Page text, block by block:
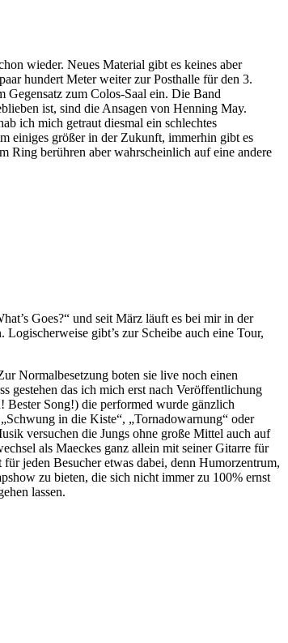
wieder. Neues Material gibt es keines aber
hundert Meter weiter zur Posthalle für den 3.
Gegensatz zum Colos-Saal ein. Die Band
ist, sind die Ansagen von Henning May.
ich mich getraut diesmal ein schlechtes
einiges größer in der Zukunft, immerhin gibt es
Ring berühren aber wahrscheinlich auf eine andere
Goes?“ und seit März läuft es bei mir in der
gibt’s zur Scheibe auch eine Tour,
Normalbesetzung boten sie live noch einen
gestehen das ich mich erst nach Veröffentlichung
Bester Song!) die performed wurde gänzlich
in die Kiste“, „Tornadowarnung“ oder
versuchen die Jungs ohne große Mittel auch auf
als Maeckes ganz allein mit seiner Gitarre für
jeden Besucher etwas dabei, denn Humorzentrum,
zu bieten, die sich nicht immer zu 100% ernst
lassen.